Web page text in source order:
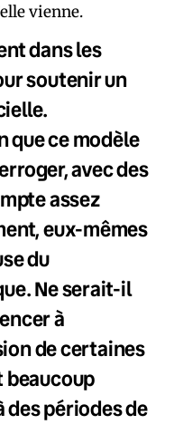
vienne.
dans les
soutenir un
que ce modèle
avec des
assez
eux-mêmes
du
Ne serait-il
à
de certaines
beaucoup
des périodes de